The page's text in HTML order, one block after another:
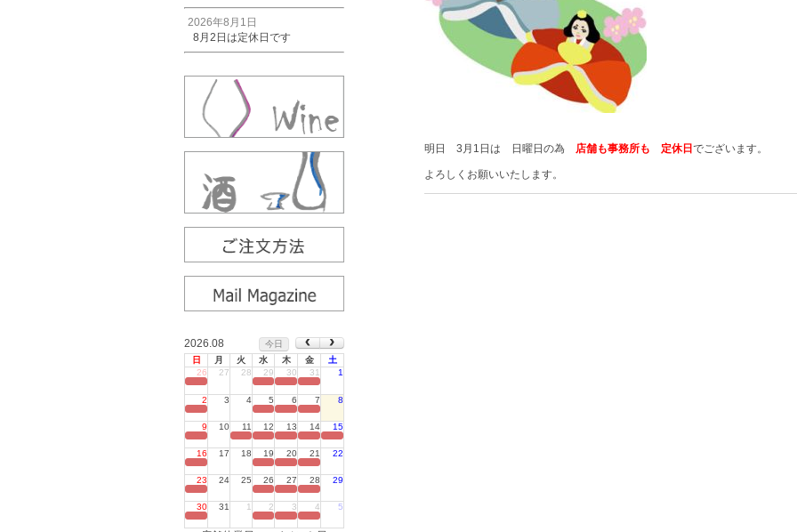
2026年8月1日
8月2日は定休日です
2026.08
今日
日
月 火 水 木 金
土
26
27 28 29 30 31 1
2 3 4 5 6 7 8
9 10 11 12 13 14 15
16 17 18 19 20 21 22
23 24 25 26 27 28 29
30 31 1 2 3 4 5
明日 3月1日は 日曜日の為 店舗も事務所も 定休日 でございます。
よろしくお願いいたします。